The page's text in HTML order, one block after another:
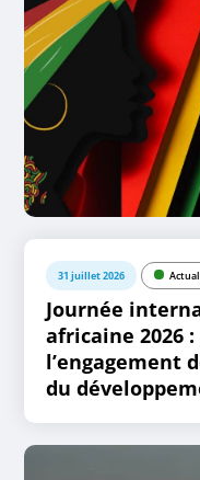
31 juillet 2026
Journée
africaine 2026
l’engagement
du